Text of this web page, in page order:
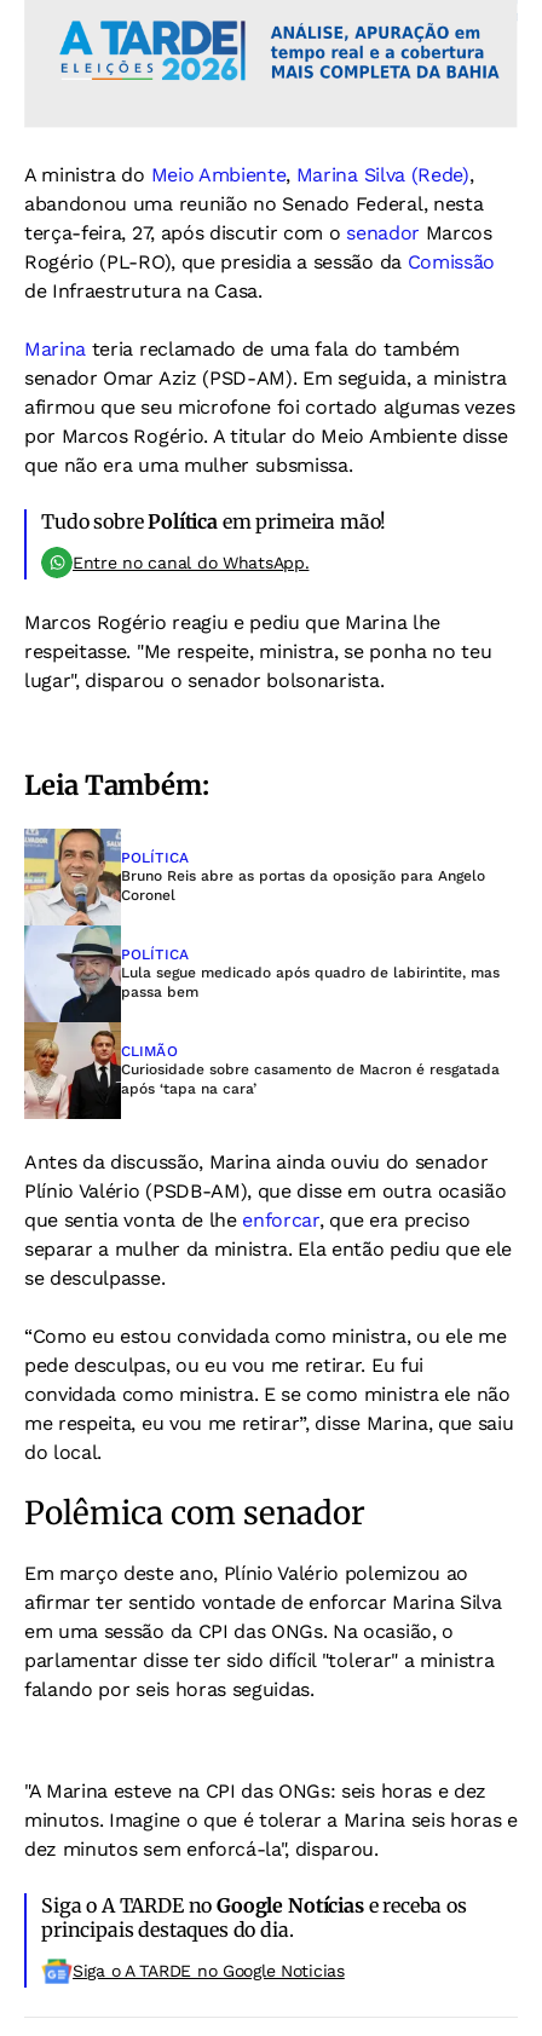
A ministra do Meio Ambiente, Marina Silva (Rede),
abandonou uma reunião no Senado Federal, nesta
terça-feira, 27, após discutir com o senador Marcos
Rogério (PL-RO), que presidia a sessão da Comissão
de Infraestrutura na Casa.
Marina teria reclamado de uma fala do também
senador Omar Aziz (PSD-AM). Em seguida, a ministra
afirmou que seu microfone foi cortado algumas vezes
por Marcos Rogério. A titular do Meio Ambiente disse
que não era uma mulher subsmissa.
Tudo sobrePolíticaem primeira mão!
Entre no canal do WhatsApp.
Marcos Rogério reagiu e pediu que Marina lhe
respeitasse. "Me respeite, ministra, se ponha no teu
lugar", disparou o senador bolsonarista.
Leia Também:
POLÍTICA
Bruno Reis abre as portas da oposição para Angelo
Coronel
POLÍTICA
Lula segue medicado após quadro de labirintite, mas
passa bem
CLIMÃO
Curiosidade sobre casamento de Macron é resgatada
após ‘tapa na cara’
Antes da discussão, Marina ainda ouviu do senador
Plínio Valério (PSDB-AM), que disse em outra ocasião
que sentia vonta de lhe enforcar, que era preciso
separar a mulher da ministra. Ela então pediu que ele
se desculpasse.
“Como eu estou convidada como ministra, ou ele me
pede desculpas, ou eu vou me retirar. Eu fui
convidada como ministra. E se como ministra ele não
me respeita, eu vou me retirar”, disse Marina, que saiu
do local.
Polêmica com senador
Em março deste ano, Plínio Valério polemizou ao
afirmar ter sentido vontade de enforcar Marina Silva
em uma sessão da CPI das ONGs. Na ocasião, o
parlamentar disse ter sido difícil "tolerar" a ministra
falando por seis horas seguidas.
"A Marina esteve na CPI das ONGs: seis horas e dez
minutos. Imagine o que é tolerar a Marina seis horas e
dez minutos sem enforcá-la", disparou.
Siga o A TARDE noGoogle Notíciase receba os
principais destaques do dia.
Siga o A TARDE no Google Noticias